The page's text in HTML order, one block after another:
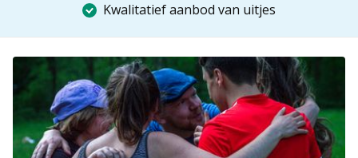
Kwalitatief aanbod van uitjes